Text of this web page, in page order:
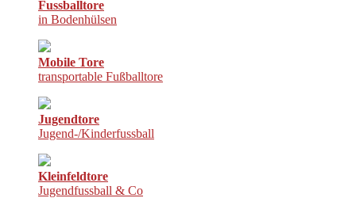
Fussballtore
in Bodenhülsen
Mobile Tore
transportable Fußballtore
Jugendtore
Jugend-/Kinderfussball
Kleinfeldtore
Jugendfussball & Co